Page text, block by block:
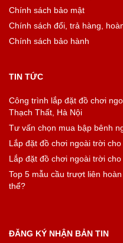
Chính sách bảo mật
Chính sách đổi, trả hàng,
Chính sách bảo hành
TIN TỨC
Công trình lắp đặt đồ chơi
Thạch Thất, Hà Nội
Tư vấn chọn mua bập bênh
Lắp đặt đồ chơi ngoài trời
Lắp đặt đồ chơi ngoài trời
Top 5 mẫu cầu trượt liên
thể?
ĐĂNG KÝ NHẬN BẢN TIN